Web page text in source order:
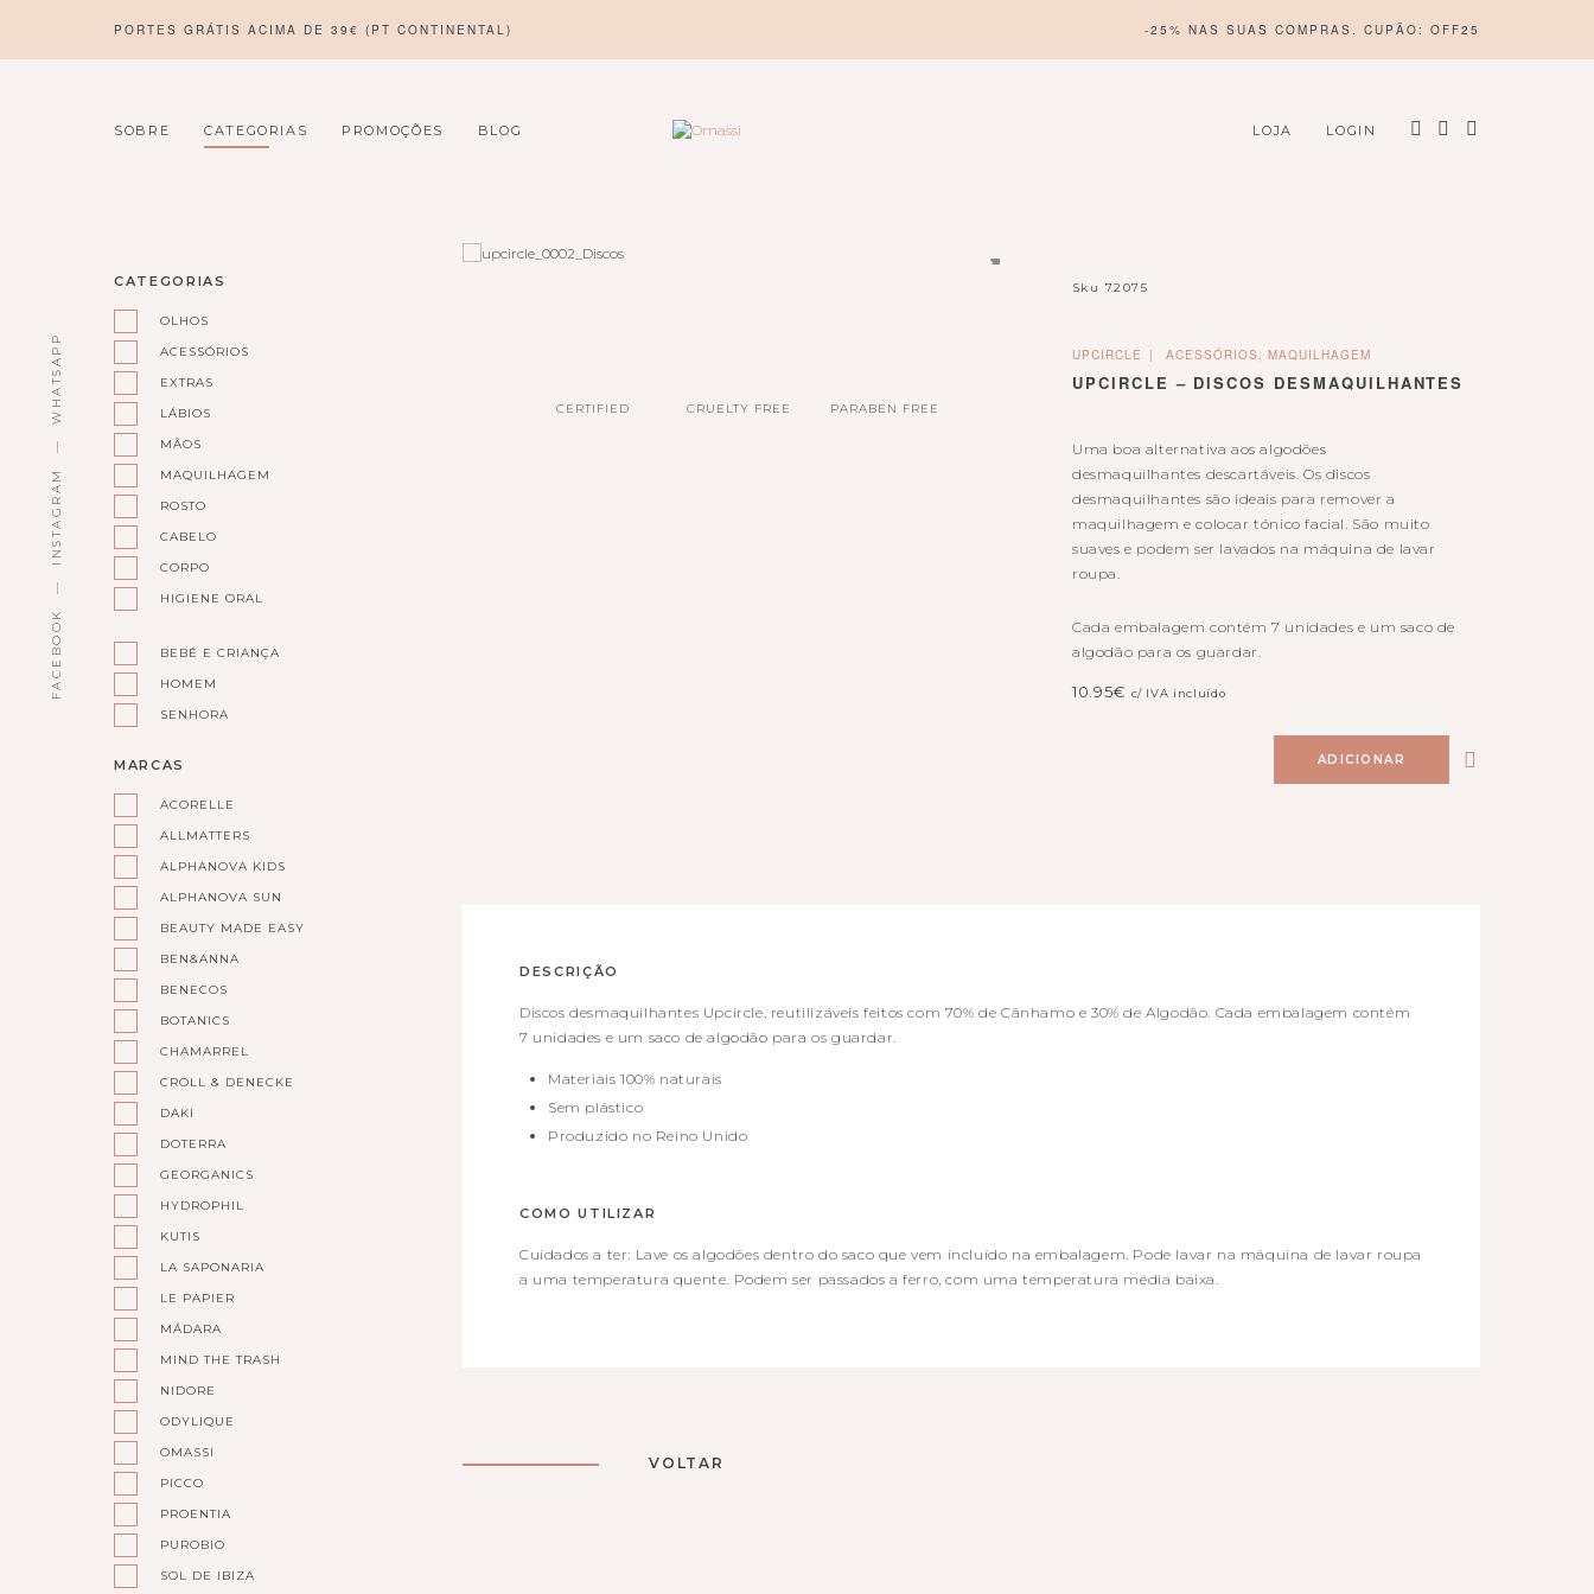
PORTES GRÁTIS ACIMA DE 39€ (PT CONTINENTAL) -25% NAS SUAS COMPRAS. CUPÃO: OFF25
SOBRE CATEGORIAS PROMOÇÕES BLOG LOJA LOGIN
FACEBOOK
INSTAGRAM
WHATSAPP
CATEGORIAS
OLHOS
ACESSÓRIOS
EXTRAS
LÁBIOS
MÃOS
MAQUILHAGEM
ROSTO
CABELO
CORPO
HIGIENE ORAL
BEBÉ E CRIANÇA
HOMEM
SENHORA
MARCAS
ACORELLE
ALLMATTERS
ALPHANOVA KIDS
ALPHANOVA SUN
BEAUTY MADE EASY
BEN&ANNA
BENECOS
BOTANICS
CHAMARREL
CROLL & DENECKE
DAKI
DOTERRA
GEORGANICS
HYDROPHIL
KUTIS
LA SAPONARIA
LE PAPIER
MÁDARA
MIND THE TRASH
NIDORE
ODYLIQUE
OMASSI
PICCO
PROENTIA
PUROBIO
SOL DE IBIZA
CERTIFIED CRUELTY FREE PARABEN FREE
Sku 72075
UPCIRCLE ACESSÓRIOS, MAQUILHAGEM
UPCIRCLE – DISCOS DESMAQUILHANTES
Uma boa alternativa aosalgodões
desmaquilhantes descartáveis. Os discos
desmaquilhantes são ideais para remover a
maquilhagem e colocar tónico facial. São muito
suaves e podem ser lavados na máquina de lavar
roupa.
Cada embalagem contém 7 unidades e um saco de
algodão para os guardar.
10.95€ c/ IVA incluído
ADICIONAR
DESCRIÇÃO
Discos desmaquilhantes Upcircle, reutilizáveis feitos com 70% de Cânhamo e 30% de Algodão. Cada embalagem contém
7 unidades e um saco de algodão para os guardar.
Materiais 100% naturais
Sem plástico
Produzido no Reino Unido
COMO UTILIZAR
Cuidados a ter: Lave os algodões dentro do saco que vem incluído na embalagem. Pode lavar na máquina de lavar roupa
a uma temperatura quente. Podem ser passados a ferro, com uma temperatura média baixa.
VOLTAR